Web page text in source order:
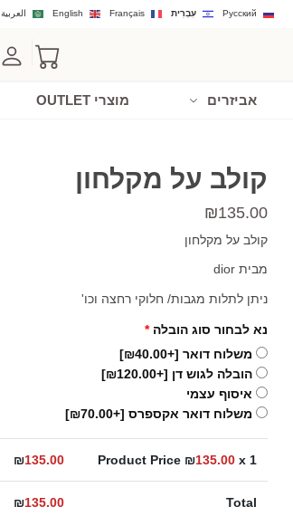
العربية English Français עִבְרִית Русский
אביזרים מוצרי OUTLET
קולב על מקלחון
₪135.00
קולב על מקלחון
מבית dior
ניתן לתלות מגבות/ חלוקי רחצה וכו'
נא לבחור סוג הובלה *
משלוח דואר [+₪40.00]
הובלה לגוש דן [+₪120.00]
איסוף עצמי
משלוח דואר אקספרס [+₪70.00]
Product Price ₪135.00x 1
₪135.00
Total
₪135.00